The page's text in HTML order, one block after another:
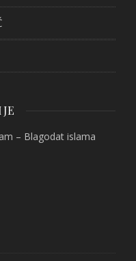
– Blagodat islama